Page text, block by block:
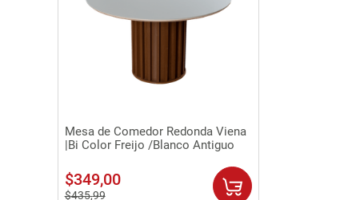
Vista rápida
Mesa de Comedor Redonda Viena
|Bi Color Freijo /Blanco Antiguo
$349,00
$435,99